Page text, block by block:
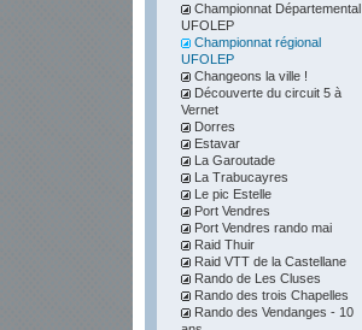
Championnat Départemental
UFOLEP
Championnat régional
UFOLEP
Changeons la ville !
Découverte du circuit 5 à
Vernet
Dorres
Estavar
La Garoutade
La Trabucayres
Le pic Estelle
Port Vendres
Port Vendres rando mai
Raid Thuir
Raid VTT de la Castellane
Rando de Les Cluses
Rando des trois Chapelles
Rando des Vendanges - 10